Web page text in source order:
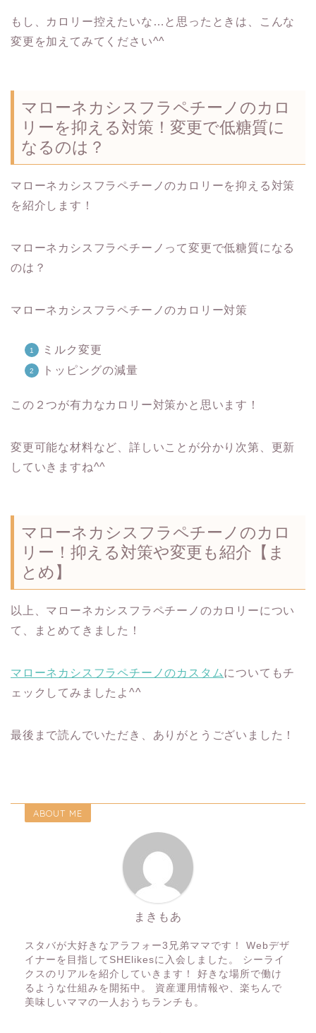
もし、カロリー控えたいな…と思ったときは、こんな
変更を加えてみてください^^
マローネカシスフラペチーノのカロ
リーを抑える対策！変更で低糖質に
なるのは？
マローネカシスフラペチーノのカロリーを抑える対策
を紹介します！
マローネカシスフラペチーノって変更で低糖質になる
のは？
マローネカシスフラペチーノのカロリー対策
ミルク変更
トッピングの減量
この２つが有力なカロリー対策かと思います！
変更可能な材料など、詳しいことが分かり次第、更新
していきますね^^
マローネカシスフラペチーノのカロ
リー！抑える対策や変更も紹介【ま
とめ】
以上、マローネカシスフラペチーノのカロリーについ
て、まとめてきました！
マローネカシスフラペチーノのカスタムについてもチ
ェックしてみましたよ^^
最後まで読んでいただき、ありがとうございました！
ABOUT ME
まきもあ
スタバが大好きなアラフォー3兄弟ママです！ Webデザ
イナーを目指してSHElikesに入会しました。 シーライ
クスのリアルを紹介していきます！ 好きな場所で働け
るような仕組みを開拓中。 資産運用情報や、楽ちんで
美味しいママの一人おうちランチも。